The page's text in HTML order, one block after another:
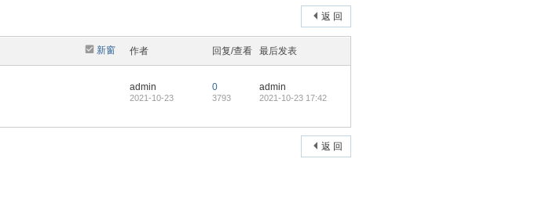
返 回
新窗 作者 回复/查看 最后发表
admin
2021-10-23
0
3793
admin
2021-10-23 17:42
返 回